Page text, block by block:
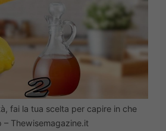
fai la tua scelta per capire in che
Thewisemagazine.it